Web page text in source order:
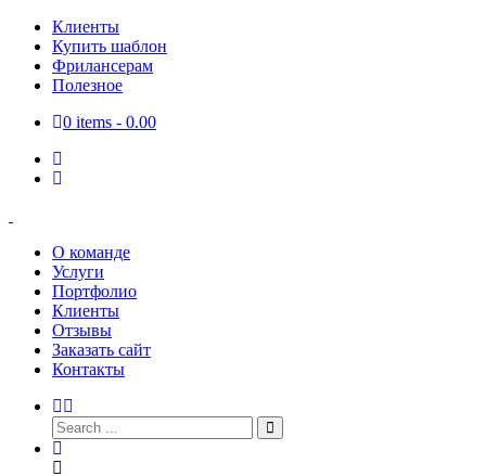
Клиенты
Купить шаблон
Фрилансерам
Полезное
0 items - 0.00
О команде
Услуги
Портфолио
Клиенты
Отзывы
Заказать сайт
Контакты